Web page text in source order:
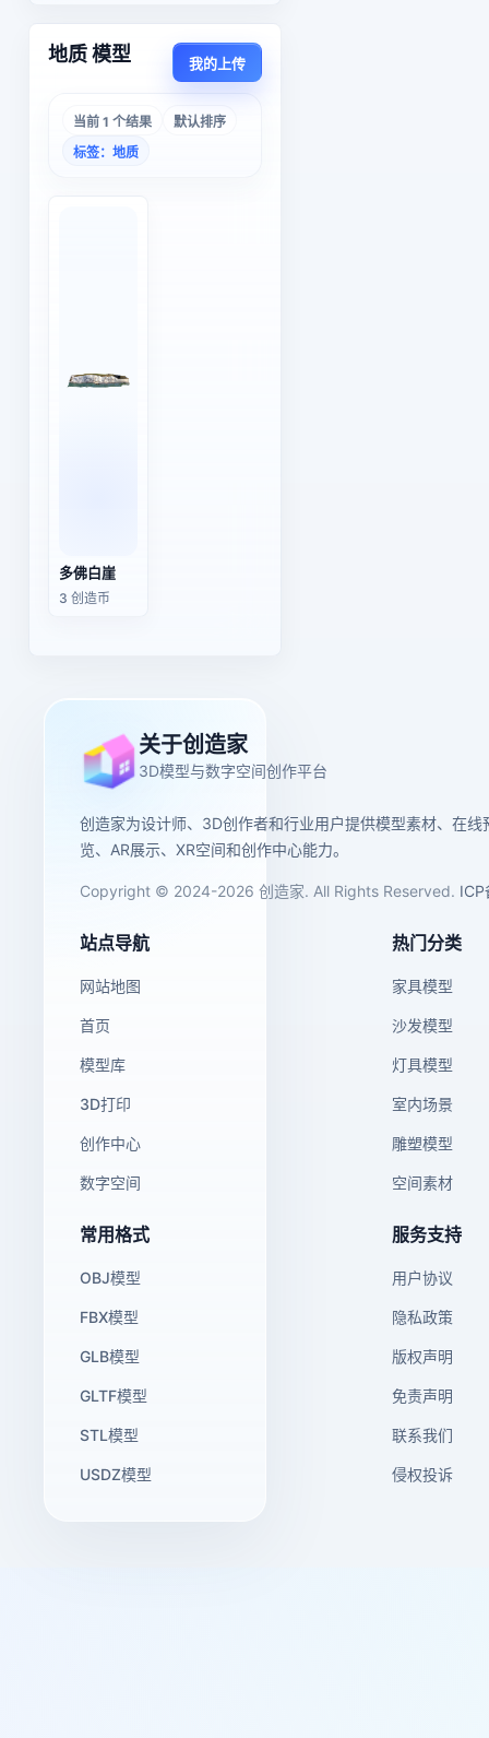
地质 模型 我的上传
当前 1 个结果
默认排序
标签：地质
多佛白崖
3 创造币
关于创造家
3D模型与数字空间创作平台
创造家为设计师、3D创作者和行业用户提供模型素材、在线
览、AR展示、XR空间和创作中心能力。
Copyright © 2024-2026 创造家. All Rights Reserved. ICP
站点导航
网站地图
首页
模型库
3D打印
创作中心
数字空间
热门分类
家具模型
沙发模型
灯具模型
室内场景
雕塑模型
空间素材
常用格式
OBJ模型
FBX模型
GLB模型
GLTF模型
STL模型
USDZ模型
服务支持
用户协议
隐私政策
版权声明
免责声明
联系我们
侵权投诉